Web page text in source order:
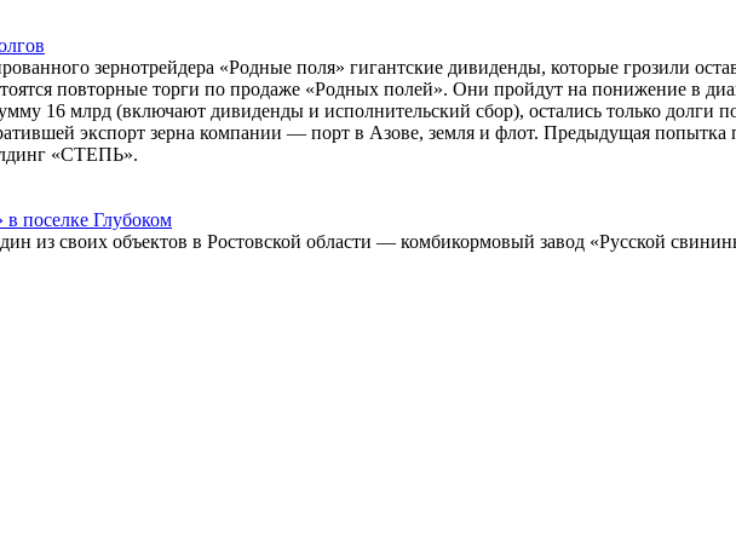
зернотрейдера «Родные поля» гигантские дивиденды, которые грозили
повторные торги по продаже «Родных полей». Они пройдут на понижение в
16 млрд (включают дивиденды и исполнительский сбор), остались только
экспорт зерна компании — порт в Азове, земля и флот. Предыдущая
«СТЕПЬ».
в поселке Глубоком
из своих объектов в Ростовской области — комбикормовый завод «Русской